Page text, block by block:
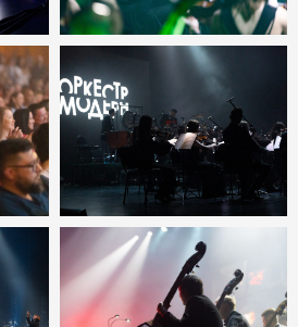
Купить билеты